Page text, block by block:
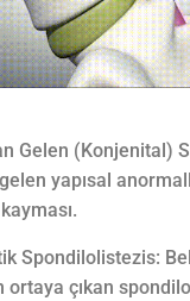
Gelen (Konjenital)
yapısal
Spondilolistezis:
ortaya çıkan